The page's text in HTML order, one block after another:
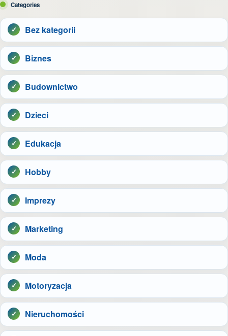
Categories
Bez kategorii
Biznes
Budownictwo
Dzieci
Edukacja
Hobby
Imprezy
Marketing
Moda
Motoryzacja
Nieruchomości